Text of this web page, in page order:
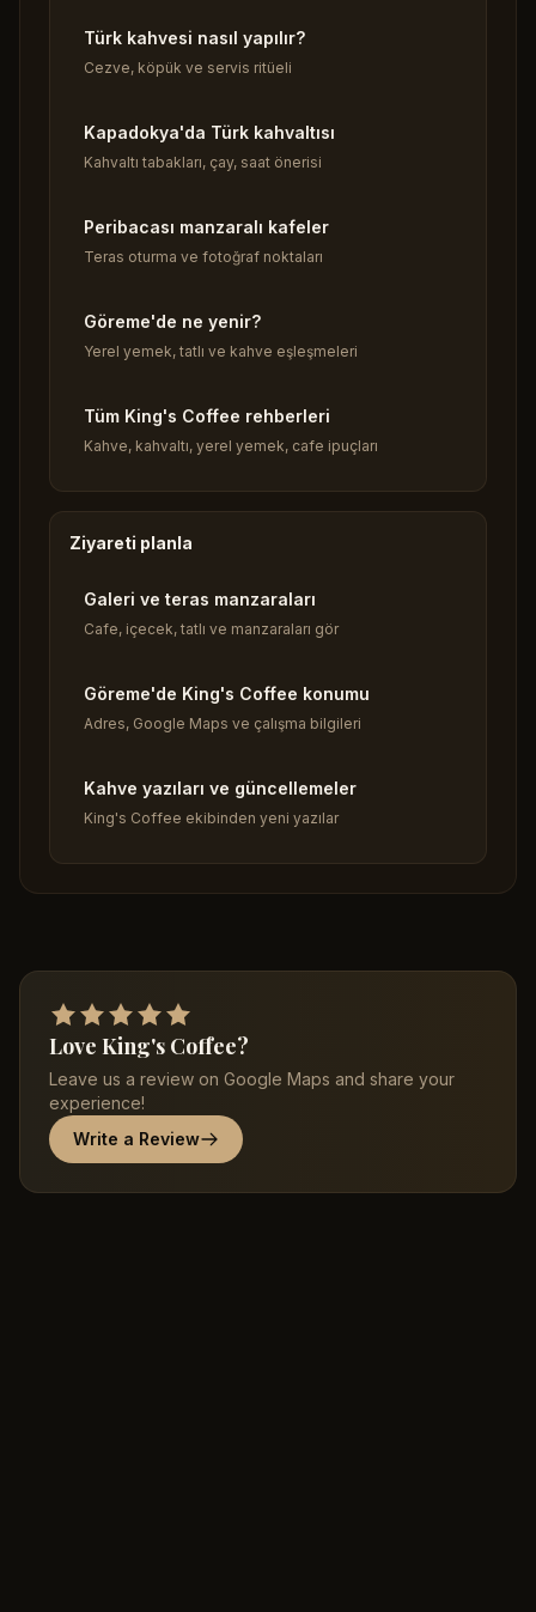
Türk kahvesi nasıl yapılır?
Cezve, köpük ve servis ritüeli
Kapadokya'da Türk kahvaltısı
Kahvaltı tabakları, çay, saat önerisi
Peribacası manzaralı kafeler
Teras oturma ve fotoğraf noktaları
Göreme'de ne yenir?
Yerel yemek, tatlı ve kahve eşleşmeleri
Tüm King's Coffee rehberleri
Kahve, kahvaltı, yerel yemek, cafe ipuçları
Ziyareti planla
Galeri ve teras manzaraları
Cafe, içecek, tatlı ve manzaraları gör
Göreme'de King's Coffee konumu
Adres, Google Maps ve çalışma bilgileri
Kahve yazıları ve güncellemeler
King's Coffee ekibinden yeni yazılar
Love King's Coffee?
Leave us a review on Google Maps and share your
experience!
Write a Review